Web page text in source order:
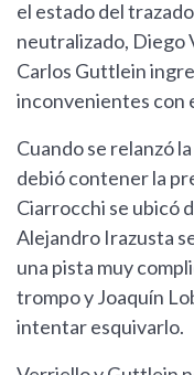
el estado del
neutralizado, Diego
Carlos Guttlein
inconvenientes con
Cuando se relanzó
debió contener la
Ciarrocchi se ubicó
Alejandro Irazusta
una pista muy
trompo y Joaquín
intentar esquivarlo.